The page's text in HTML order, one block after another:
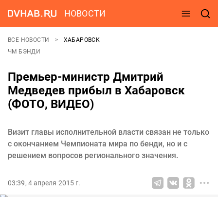
НОВОСТИ
ВСЕ НОВОСТИ
ХАБАРОВСК
ЧМ БЭНДИ
Премьер-министр Дмитрий
Медведев прибыл в Хабаровск
(ФОТО, ВИДЕО)
Визит главы исполнительной власти связан не только
с окончанием Чемпионата мира по бенди, но и с
решением вопросов регионального значения.
03:39, 4 апреля 2015 г.